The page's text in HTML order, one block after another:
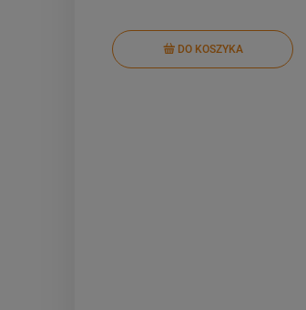
DO KOSZYKA